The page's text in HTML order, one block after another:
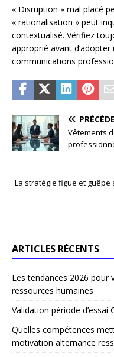
« Disruption » mal placé
« rationalisation » peut
contextualisé. Vérifiez
approprié avant
communications
Vêtements
La stratégie figue et
ARTICLES RÉCENTS
Les tendances 2026
ressources humaines
Validation période d’essai
Quelles compétences
motivation alternance